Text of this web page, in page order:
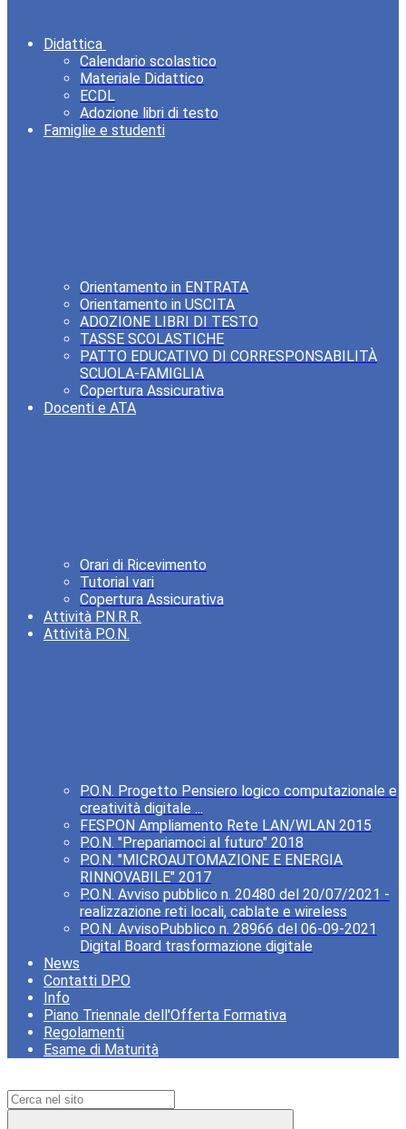
Didattica
Calendario scolastico
Materiale Didattico
ECDL
Adozione libri di testo
Famiglie e studenti
Orientamento in ENTRATA
Orientamento in USCITA
ADOZIONE LIBRI DI TESTO
TASSE SCOLASTICHE
PATTO EDUCATIVO DI CORRESPONSABILITÀ
SCUOLA-FAMIGLIA
Copertura Assicurativa
Docenti e ATA
Orari di Ricevimento
Tutorial vari
Copertura Assicurativa
Attività P.N.R.R.
Attività P.O.N.
P.O.N. Progetto Pensiero logico computazionale e
creatività digitale ...
FESPON Ampliamento Rete LAN/WLAN 2015
P.O.N. "Prepariamoci al futuro" 2018
P.O.N. "MICROAUTOMAZIONE E ENERGIA
RINNOVABILE" 2017
P.O.N. Avviso pubblico n. 20480 del 20/07/2021 -
realizzazione reti locali, cablate e wireless
P.O.N. AvvisoPubblico n. 28966 del 06-09-2021
Digital Board trasformazione digitale
News
Contatti DPO
Info
Piano Triennale dell'Offerta Formativa
Regolamenti
Esame di Maturità